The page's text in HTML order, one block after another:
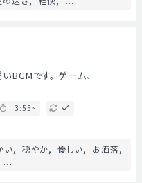
BGMです。 ゲーム、
3:55~
い 穏やか 優しい
お洒落
...